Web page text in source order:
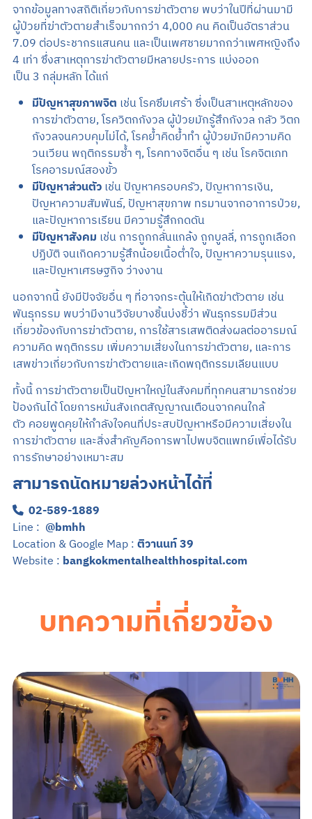
​จากข้อมูลทางสถิติเกี่ยวกับการฆ่าตัวตาย พบว่าในปีที่ผ่านมามี
ผู้ป่วยที่ฆ่าตัวตายสำเร็จมากกว่า 4,000 คน คิดเป็นอัตราส่วน
7.09 ต่อประชากรแสนคน และเป็นเพศชายมากกว่าเพศหญิงถึง
4 เท่า ซึ่งสาเหตุการฆ่าตัวตายมีหลายประการ แบ่งออก
เป็น 3 กลุ่มหลัก ได้แก่
มีปัญหาสุขภาพจิต เช่น โรคซึมเศร้า ซึ่งเป็นสาเหตุหลักของ
การฆ่าตัวตาย, โรควิตกกังวล ผู้ป่วยมักรู้สึกกังวล กลัว วิตก
กังวลจนควบคุมไม่ได้, โรคย้ำคิดย้ำทำ ผู้ป่วยมักมีความคิด
วนเวียน พฤติกรรมซ้ำ ๆ, โรคทางจิตอื่น ๆ เช่น โรคจิตเภท
โรคอารมณ์สองขั้ว
มีปัญหาส่วนตัวเช่น ปัญหาครอบครัว, ปัญหาการเงิน,
ปัญหาความสัมพันธ์, ปัญหาสุขภาพ ทรมานจากอาการป่วย,
และปัญหาการเรียน มีความรู้สึกกดดัน
มีปัญหาสังคม เช่น การถูกกลั่นแกล้ง ถูกบูลลี่, การถูกเลือก
ปฏิบัติ จนเกิดความรู้สึกน้อยเนื้อต่ำใจ, ปัญหาความรุนแรง,
และปัญหาเศรษฐกิจ ว่างงาน
นอกจากนี้ ยังมีปัจจัยอื่น ๆ ที่อาจกระตุ้นให้เกิดฆ่าตัวตาย เช่น
พันธุกรรม พบว่ามีงานวิจัยบางชิ้นบ่งชี้ว่า พันธุกรรมมีส่วน
เกี่ยวข้องกับการฆ่าตัวตาย, การใช้สารเสพติดส่งผลต่ออารมณ์
ความคิด พฤติกรรม เพิ่มความเสี่ยงในการฆ่าตัวตาย, และการ
เสพข่าวเกี่ยวกับการฆ่าตัวตายและเกิดพฤติกรรมเลียนแบบ
ทั้งนี้ การฆ่าตัวตายเป็นปัญหาใหญ่ในสังคมที่ทุกคนสามารถช่วย
ป้องกันได้ โดยการหมั่นสังเกตสัญญาณเตือนจากคนใกล้
ตัว คอยพูดคุยให้กำลังใจคนที่ประสบปัญหาหรือมีความเสี่ยงใน
การฆ่าตัวตาย และสิ่งสำคัญคือการพาไปพบจิตแพทย์เพื่อได้รับ
การรักษาอย่างเหมาะสม
สามารถนัดหมายล่วงหน้าได้ที่
02-589-1889
Line : @bmhh
Location & Google Map :ติวานนท์ 39
Website : bangkokmentalhealthhospital.com
บทความที่เกี่ยวข้อง